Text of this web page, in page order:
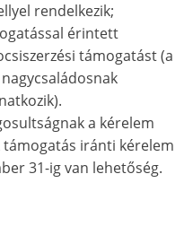
rendelkezik;
érintett
támogatást (a
a kérelem
iránti kérelem
31-ig van lehetőség.